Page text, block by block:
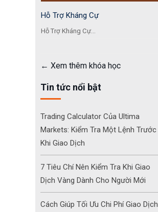
Hỗ Trợ Kháng Cự
Hỗ Trợ Kháng Cự...
Xem thêm khóa học
Tin tức nổi bật
Trading Calculator Của Ultima
Markets: Kiểm Tra Một Lệnh Trước
Khi Giao Dịch
7 Tiêu Chí Nên Kiểm Tra Khi Giao
Dịch Vàng Dành Cho Người Mới
Cách Giúp Tối Ưu Chi Phí Giao Dịch